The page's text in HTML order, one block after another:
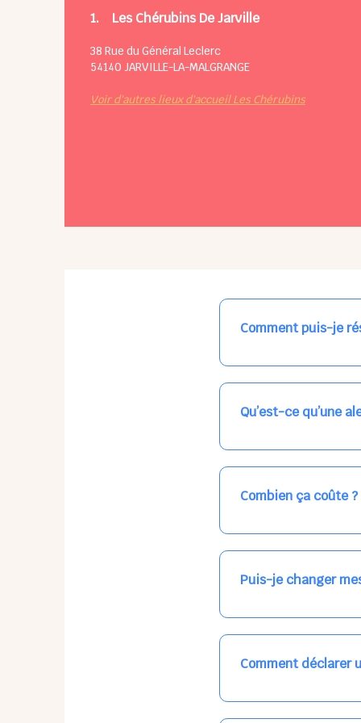
1. Les Chérubins De Jarville
38 Rue du Général Leclerc
54140 JARVILLE-LA-MALGRANGE
Voir d'autres lieux d'accueil Les Chérubins
Comment puis-je
Nos places libres au
qui vous intéresse,
Qu’est-ce qu’une
Vous avez besoin
les places disponibles
Combien ça coûte ?
Votre accueil est
habituel. N'hésitez
Puis-je changer
Dans votre profil
email, par SMS, par
Comment déclarer
Signalez une absence
ou